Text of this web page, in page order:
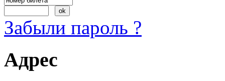
Забыли пароль ?
Адрес